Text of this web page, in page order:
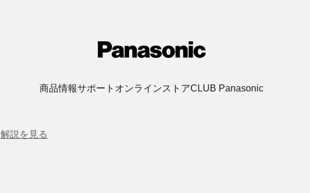
商品情報サポート オンラインストアCLUB Panasonic
解説を見る